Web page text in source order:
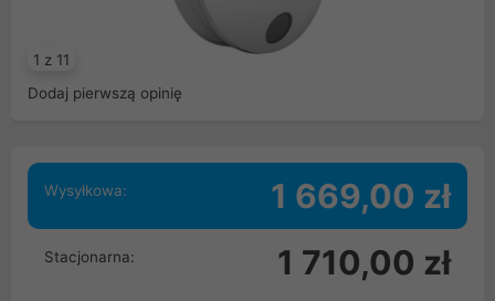
1 z 11
Dodaj pierwszą opinię
Wysyłkowa: 1 669,00 zł
Stacjonarna: 1 710,00 zł